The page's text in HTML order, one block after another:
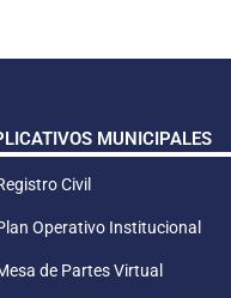
MUNICIPALES
Civil
Operativo Institucional
de Partes Virtual